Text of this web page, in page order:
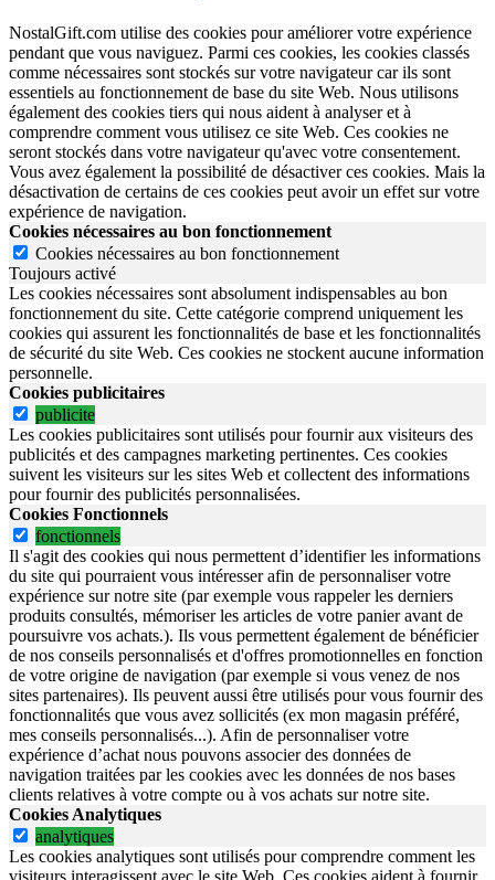
NostalGift.com utilise des cookies pour améliorer votre expérience
pendant que vous naviguez. Parmi ces cookies, les cookies classés
comme nécessaires sont stockés sur votre navigateur car ils sont
essentiels au fonctionnement de base du site Web. Nous utilisons
également des cookies tiers qui nous aident à analyser et à
comprendre comment vous utilisez ce site Web. Ces cookies ne
seront stockés dans votre navigateur qu'avec votre consentement.
Vous avez également la possibilité de désactiver ces cookies. Mais la
désactivation de certains de ces cookies peut avoir un effet sur votre
expérience de navigation.
Cookies nécessaires au bon fonctionnement
Cookies nécessaires au bon fonctionnement
Toujours activé
Les cookies nécessaires sont absolument indispensables au bon
fonctionnement du site. Cette catégorie comprend uniquement les
cookies qui assurent les fonctionnalités de base et les fonctionnalités
de sécurité du site Web. Ces cookies ne stockent aucune information
personnelle.
Cookies publicitaires
publicite
Les cookies publicitaires sont utilisés pour fournir aux visiteurs des
publicités et des campagnes marketing pertinentes. Ces cookies
suivent les visiteurs sur les sites Web et collectent des informations
pour fournir des publicités personnalisées.
Cookies Fonctionnels
fonctionnels
Il s'agit des cookies qui nous permettent d’identifier les informations
du site qui pourraient vous intéresser afin de personnaliser votre
expérience sur notre site (par exemple vous rappeler les derniers
produits consultés, mémoriser les articles de votre panier avant de
poursuivre vos achats.). Ils vous permettent également de bénéficier
de nos conseils personnalisés et d'offres promotionnelles en fonction
de votre origine de navigation (par exemple si vous venez de nos
sites partenaires). Ils peuvent aussi être utilisés pour vous fournir des
fonctionnalités que vous avez sollicités (ex mon magasin préféré,
mes conseils personnalisés...). Afin de personnaliser votre
expérience d’achat nous pouvons associer des données de
navigation traitées par les cookies avec les données de nos bases
clients relatives à votre compte ou à vos achats sur notre site.
Cookies Analytiques
analytiques
Les cookies analytiques sont utilisés pour comprendre comment les